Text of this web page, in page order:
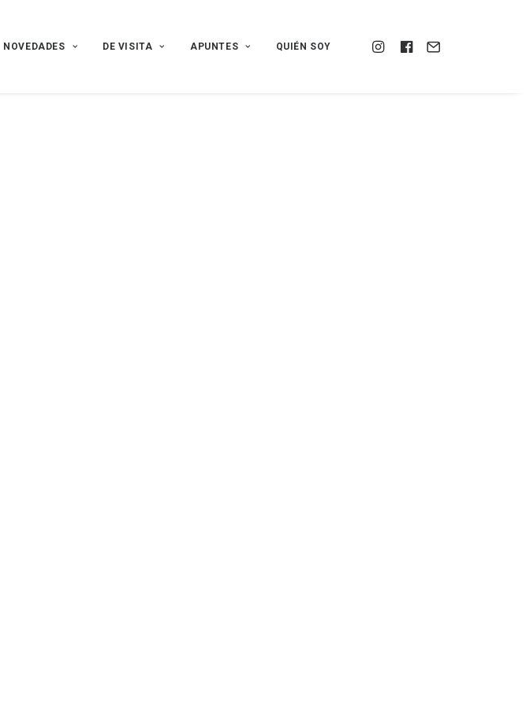
NOVEDADES DE VISITA APUNTES QUIÉN SOY